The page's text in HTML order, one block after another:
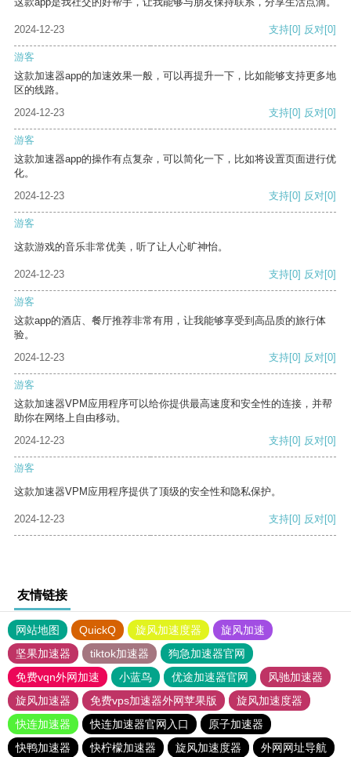
2024-12-23 支持[0] 反对[0]
游客
这款加速器app的加速效果一般，可以再提升一下，比如能够支持更多地
区的线路。
2024-12-23
支持[0] 反对[0]
游客
这款加速器app的操作有点复杂，可以简化一下，比如将设置页面进行优
化。
2024-12-23
支持[0] 反对[0]
游客
这款游戏的音乐非常优美，听了让人心旷神怡。
2024-12-23 支持[0] 反对[0]
游客
这款app的酒店、餐厅推荐非常有用，让我能够享受到高品质的旅行体
验。
2024-12-23
支持[0] 反对[0]
游客
这款加速器VPM应用程序可以给你提供最高速度和安全性的连接，并帮
助你在网络上自由移动。
2024-12-23
支持[0] 反对[0]
游客
这款加速器VPM应用程序提供了顶级的安全性和隐私保护。
2024-12-23 支持[0] 反对[0]
友情链接
网站地图 QuickQ 旋风加速度器
旋风加速
坚果加速器
tiktok加速器
狗急加速器官网
免费vqn外网加速
小蓝鸟 优途加速器官网
风驰加速器
旋风加速器
免费vps加速器外网苹果版
旋风加速度器
快连加速器
快连加速器官网入口
原子加速器
快鸭加速器
快柠檬加速器 旋风加速度器 外网网址导航